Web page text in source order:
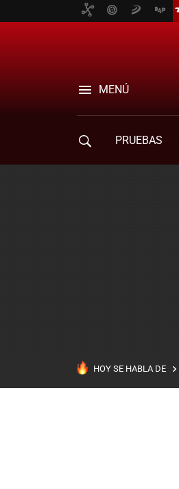
MENÚ
PRUEBAS
HOY SE HABLA DE